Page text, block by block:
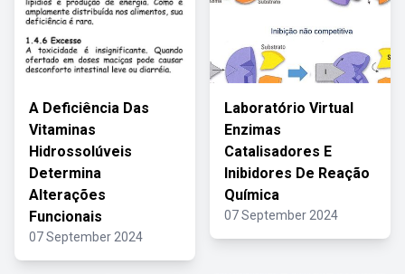
A Deficiência Das
Vitaminas
Hidrossolúveis
Determina
Alterações
Funcionais
07 September 2024
Laboratório Virtual
Enzimas
Catalisadores E
Inibidores De Reação
Química
07 September 2024